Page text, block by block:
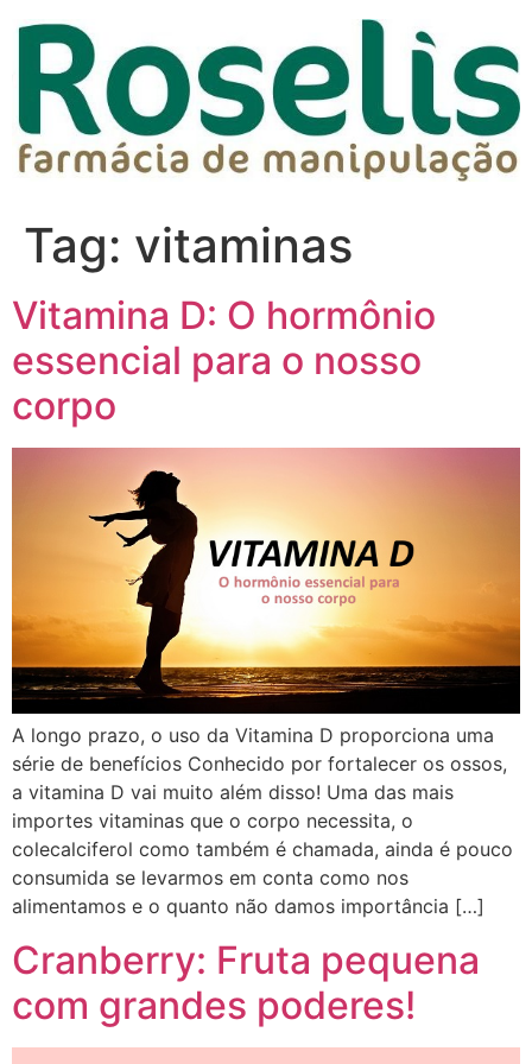
Tag: vitaminas
Vitamina D: O hormônio
essencial para o nosso
corpo
A longo prazo, o uso da Vitamina D proporciona uma
série de benefícios Conhecido por fortalecer os ossos,
a vitamina D vai muito além disso! Uma das mais
importes vitaminas que o corpo necessita, o
colecalciferol como também é chamada, ainda é pouco
consumida se levarmos em conta como nos
alimentamos e o quanto não damos importância […]
Cranberry: Fruta pequena
com grandes poderes!